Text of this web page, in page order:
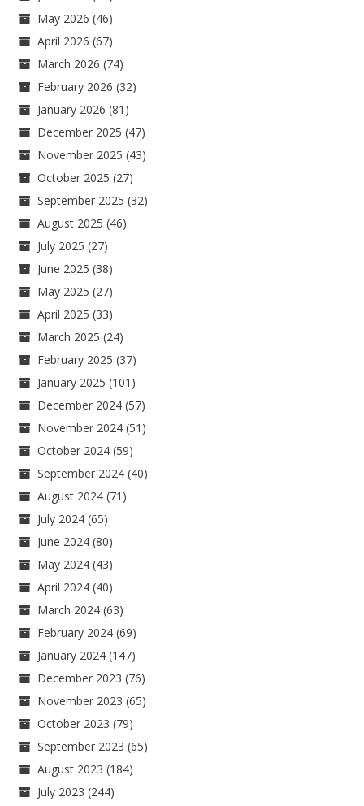
May 2026 (46)
April 2026 (67)
March 2026 (74)
February 2026 (32)
January 2026 (81)
December 2025 (47)
November 2025 (43)
October 2025 (27)
September 2025 (32)
August 2025 (46)
July 2025 (27)
June 2025 (38)
May 2025 (27)
April 2025 (33)
March 2025 (24)
February 2025 (37)
January 2025 (101)
December 2024 (57)
November 2024 (51)
October 2024 (59)
September 2024 (40)
August 2024 (71)
July 2024 (65)
June 2024 (80)
May 2024 (43)
April 2024 (40)
March 2024 (63)
February 2024 (69)
January 2024 (147)
December 2023 (76)
November 2023 (65)
October 2023 (79)
September 2023 (65)
August 2023 (184)
July 2023 (244)